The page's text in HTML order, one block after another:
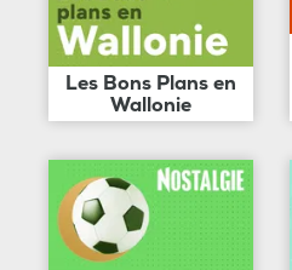
Les Bons Plans en
Wallonie